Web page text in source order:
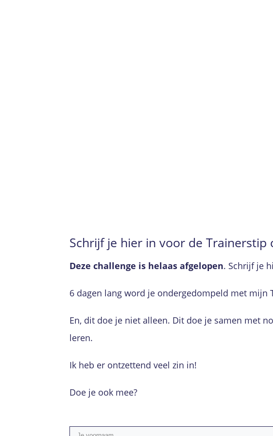
Schrijf je hier in voor de Trainerstip
Deze challenge is helaas afgelopen. Schrijf je
6 dagen lang word je ondergedompeld met mijn
En, dit doe je niet alleen. Dit doe je samen met
leren.
Ik heb er ontzettend veel zin in!
Doe je ook mee?